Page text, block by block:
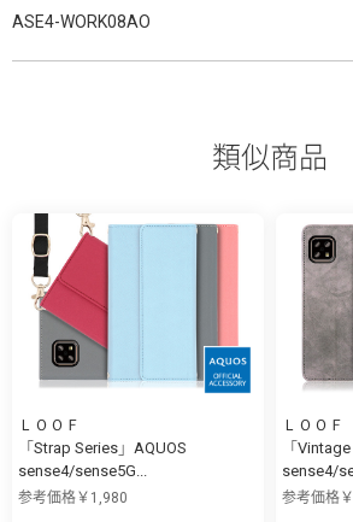
ASE4-WORK08AO
類似商品
ＬＯＯＦ
「Strap Series」AQUOS
sense4/sense5G...
参考価格￥1,980
ＬＯＯＦ
「
sense4/
参考価格